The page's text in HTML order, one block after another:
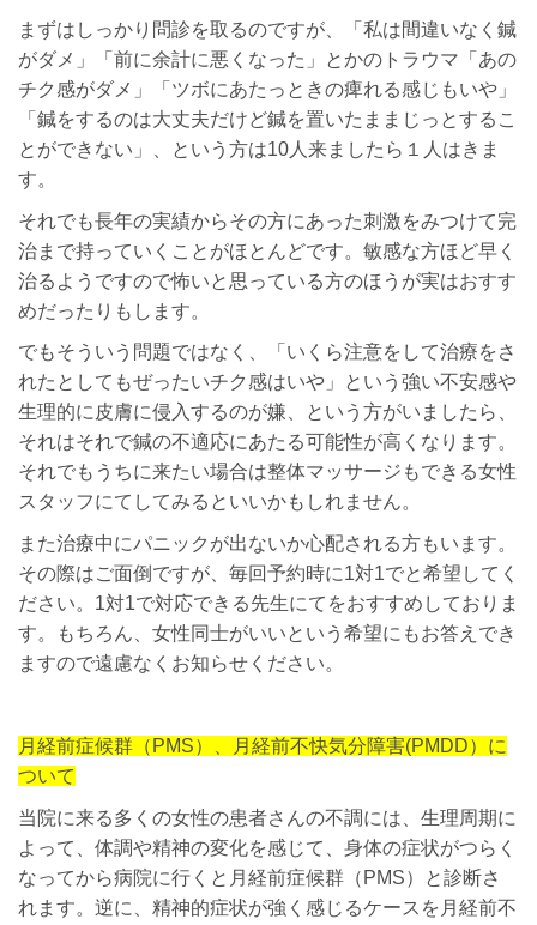
まずはしっかり問診を取るのですが、「私は間違いなく鍼
がダメ」「前に余計に悪くなった」とかのトラウマ「あの
チク感がダメ」「ツボにあたっときの痺れる感じもいや」
「鍼をするのは大丈夫だけど鍼を置いたままじっとするこ
とができない」、という方は10人来ましたら１人はきま
す。
それでも長年の実績からその方にあった刺激をみつけて完
治まで持っていくことがほとんどです。敏感な方ほど早く
治るようですので怖いと思っている方のほうが実はおすす
めだったりもします。
でもそういう問題ではなく、「いくら注意をして治療をさ
れたとしてもぜったいチク感はいや」という強い不安感や
生理的に皮膚に侵入するのが嫌、という方がいましたら、
それはそれで鍼の不適応にあたる可能性が高くなります。
それでもうちに来たい場合は整体マッサージもできる女性
スタッフにてしてみるといいかもしれません。
また治療中にパニックが出ないか心配される方もいます。
その際はご面倒ですが、毎回予約時に1対1でと希望してく
ださい。1対1で対応できる先生にてをおすすめしておりま
す。もちろん、女性同士がいいという希望にもお答えでき
ますので遠慮なくお知らせください。
月経前症候群（PMS）、月経前不快気分障害(PMDD）に
ついて
当院に来る多くの女性の患者さんの不調には、生理周期に
よって、体調や精神の変化を感じて、身体の症状がつらく
なってから病院に行くと月経前症候群（PMS）と診断さ
れます。逆に、精神的症状が強く感じるケースを月経前不